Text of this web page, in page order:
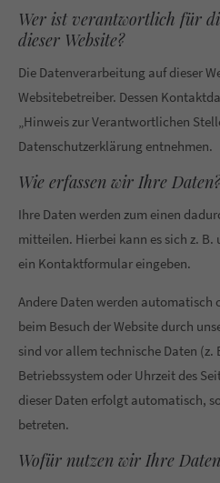
info@yourdomain.com
Lorem ipsum dolor sit amet,
Aenean commodo ligula eget
sociis natoque penatibus et
Wer ist verantwortlich für
dieser Website?
Die Datenverarbeitung auf dieser
Websitebetreiber. Dessen
„Hinweis zur Verantwortlichen
Datenschutzerklärung entnehmen.
Wie erfassen wir Ihre Daten?
Ihre Daten werden zum einen
mitteilen. Hierbei kann es sich z. B.
ein Kontaktformular eingeben.
Andere Daten werden
beim Besuch der Website durch
sind vor allem technische Daten (z.
Betriebssystem oder Uhrzeit des
dieser Daten erfolgt automatisch,
betreten.
Wofür nutzen wir Ihre